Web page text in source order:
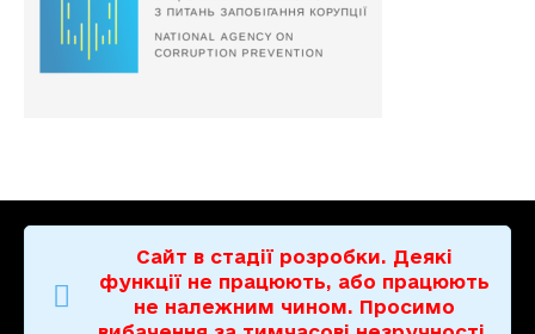
Сайт в стадії розробки. Деякі
функції не працюють, або працюють
не належним чином. Просимо